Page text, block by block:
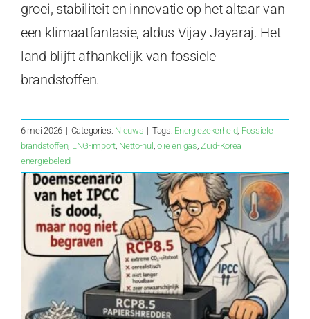
groei, stabiliteit en innovatie op het altaar van
een klimaatfantasie, aldus Vijay Jayaraj. Het
land blijft afhankelijk van fossiele
brandstoffen.
6 mei 2026 | Categories: Nieuws | Tags: Energiezekerheid, Fossiele
brandstoffen, LNG-import, Netto-nul , olie en gas,Zuid-Korea
energiebeleid